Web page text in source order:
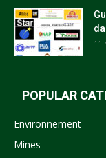
11
POPULAR
Environnement
Mines